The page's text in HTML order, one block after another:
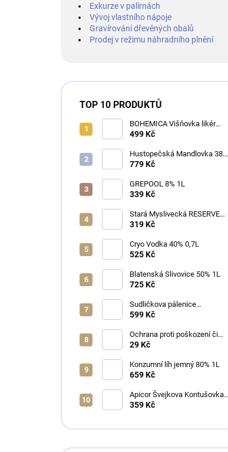
Exkurze v palírnách
Vývoj vlastního nápoje
Gravírování dřevěných obalů
Prodej v režimu náhradního plnění
TOP 10 PRODUKTŮ
BOHEMICA Višňovka likér
25% 0,7L
499 Kč
Hustopečská Mandlovka 38%
1L
779 Kč
GREPOOL 8% 1L
339 Kč
Stará Myslivecká RESERVE
40% 0,7L
319 Kč
Cryo Vodka 40% 0,7L
525 Kč
Blatenská Slivovice 50% 1L
725 Kč
Sudličkova pálenice
Ořechovka 30% 0,7L
599 Kč
Ochrana proti poškození či
ztrátě
29 Kč
Konzumní líh jemný 80% 1L
659 Kč
Apicor Švejkova Kontušovka
40% 0,5L
359 Kč